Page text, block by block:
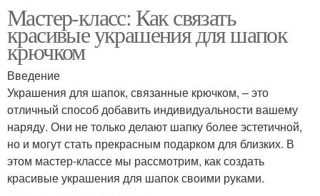
Мастер-класс: Как связать
красивые украшения для шапок
крючком
Введение
Украшения для шапок, связанные крючком, – это
отличный способ добавить индивидуальности вашему
наряду. Они не только делают шапку более эстетичной,
но и могут стать прекрасным подарком для близких. В
этом мастер-классе мы рассмотрим, как создать
красивые украшения для шапок своими руками.